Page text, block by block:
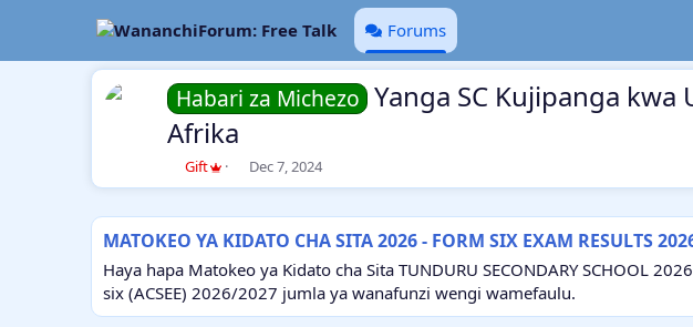
Forums
Habari za Michezo Yanga SC Kujipanga
Afrika
T
h
a
d
s
t
Gift
S
t
t
d
a
t
Dec 7, 2024
MATOKEO YA KIDATO CHA SITA 2026 - FORM SIX EXAM RESULTS
Haya hapa Matokeo ya Kidato cha Sita TUNDURU SECONDARY SCHOOL
six (ACSEE) 2026/2027 jumla ya wanafunzi wengi wamefaulu.